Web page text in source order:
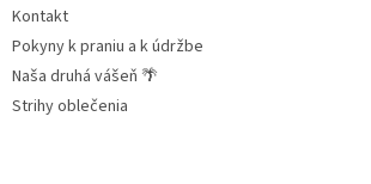
Kontakt
Pokyny k praniu a k údržbe
Naša druhá vášeň 🌴
Strihy oblečenia